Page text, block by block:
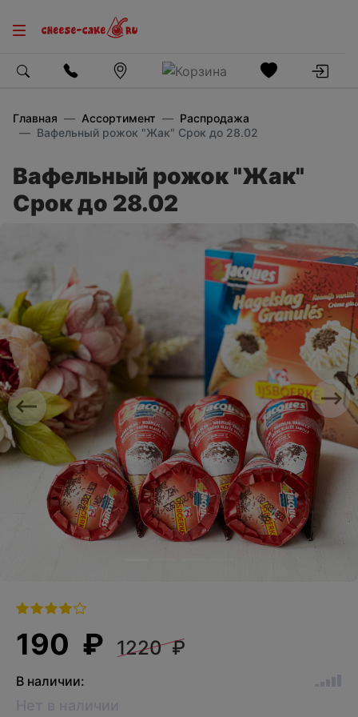
Главная Ассортимент
Распродажа
Вафельный рожок "Жак" Срок до 28.02
Вафельный рожок "Жак"
Срок до 28.02
Previous Next
190 ₽ 1220 ₽
В наличии: